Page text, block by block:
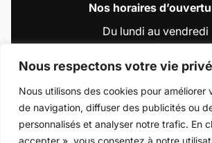
Nous respectons votre vie
Nous utilisons des cookies pour améliorer
de navigation, diffuser des publicités ou
personnalisés et analyser notre trafic. En
accepter », vous consentez à notre
Nos horaires
Du lundi au vendredi
de 9h00 à 12h30
et de 13h30 à 18h00
Accéder au compte :
Accéder auAccéder au